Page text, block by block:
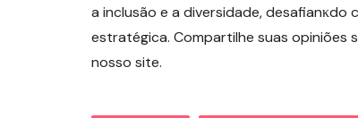
a inclusão e a diversidade,
estratégica. Compartilhe suas
nosso site.